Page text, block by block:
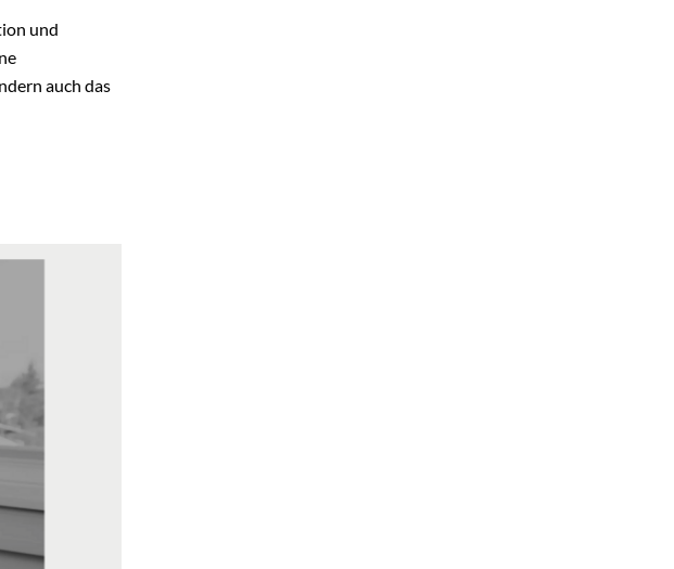
und
auch das